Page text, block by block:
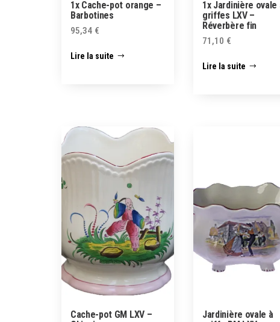
1x Cache-pot orange –
Barbotines
95,34 €
Lire la suite
1x Jardinière ovale
griffes LXV –
Réverbère fin
71,10 €
Lire la suite
Cache-pot GM LXV –
Jardinière ovale à